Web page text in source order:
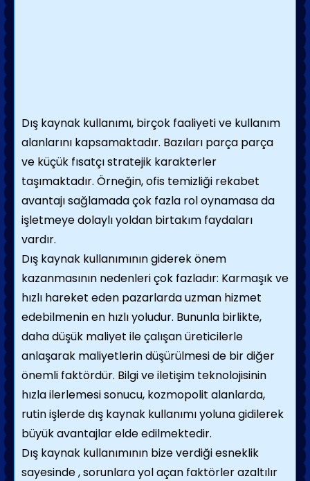
Dış kaynak kullanımı, birçok faaliyeti ve kullanım
alanlarını kapsamaktadır. Bazıları parça parça
ve küçük fısatçı stratejik karakterler
taşımaktadır. Örneğin, ofis temizliği rekabet
avantajı sağlamada çok fazla rol oynamasa da
işletmeye dolaylı yoldan birtakım faydaları
vardır.
Dış kaynak kullanımının giderek önem
kazanmasının nedenleri çok fazladır: Karmaşık ve
hızlı hareket eden pazarlarda uzman hizmet
edebilmenin en hızlı yoludur. Bununla birlikte,
daha düşük maliyet ile çalışan üreticilerle
anlaşarak maliyetlerin düşürülmesi de bir diğer
önemli faktördür. Bilgi ve iletişim teknolojisinin
hızla ilerlemesi sonucu, kozmopolit alanlarda,
rutin işlerde dış kaynak kullanımı yoluna gidilerek
büyük avantajlar elde edilmektedir.
Dış kaynak kullanımının bize verdiği esneklik
sayesinde , sorunlara yol açan faktörler azaltılır